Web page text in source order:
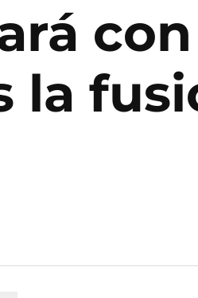
la